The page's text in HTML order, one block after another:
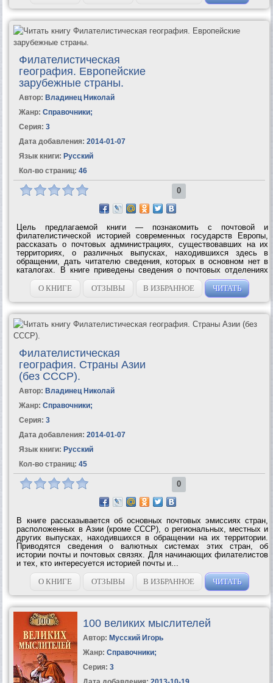
Филателистическая
география. Европейские
зарубежные страны.
Автор: Владинец Николай
Жанр: Справочники;
Серия: 3
Дата добавления: 2014-01-07
Язык книги: Русский
Кол-во страниц: 46
0
Цель предлагаемой книги — познакомить с почтовой и
филателистической историей современных государств Европы,
рассказать о почтовых администрациях, существовавших на их
территориях, о различных выпусках, находившихся здесь в
обращении, дать читателю сведения, которых в основном нет в
каталогах. В книге приведены сведения о почтовых отделениях
европейских государств в независимых, полузависимых странах
или в странах,...
О КНИГЕ ОТЗЫВЫ В ИЗБРАННОЕ ЧИТАТЬ
Филателистическая
география. Страны Азии
(без СССР).
Автор: Владинец Николай
Жанр: Справочники;
Серия: 3
Дата добавления: 2014-01-07
Язык книги: Русский
Кол-во страниц: 45
0
В книге рассказывается об основных почтовых эмиссиях стран,
расположенных в Азии (кроме СССР), о региональных, местных и
других выпусках, находившихся в обращении на их территории.
Приводятся сведения о валютных системах этих стран, об
истории почты и почтовых связях. Для начинающих филателистов
и тех, кто интересуется историей почты и...
О КНИГЕ
ОТЗЫВЫ В ИЗБРАННОЕ ЧИТАТЬ
100 великих мыслителей
Автор: Мусский Игорь
Жанр: Справочники;
Серия: 3